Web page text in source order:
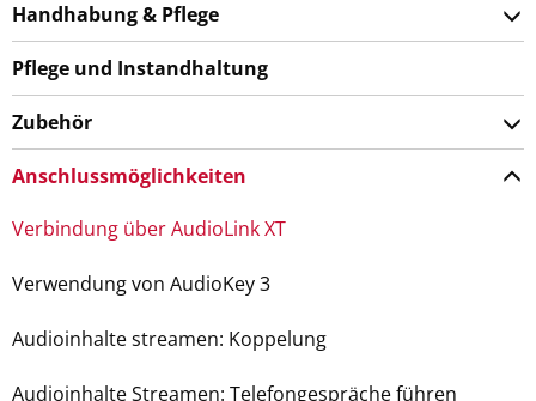
Handhabung & Pflege
Pflege und Instandhaltung
Zubehör
Anschlussmöglichkeiten
Verbindung über AudioLink XT
Verwendung von AudioKey 3
Audioinhalte streamen: Koppelung
Audioinhalte Streamen: Telefongespräche führen